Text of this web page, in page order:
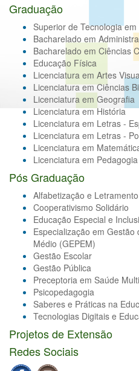
Graduação
Superior de Tecnologia
Bacharelado em
Bacharelado em Ciências
Educação Física
Licenciatura em Artes
Licenciatura em Ciências
Licenciatura em Geografia
Licenciatura em História
Licenciatura em Letras -
Licenciatura em Letras -
Licenciatura em
Licenciatura em Pedagogia
Pós Graduação
Alfabetização e Letramento
Cooperativismo Solidário
Educação Especial e
Especialização em Gestão
Médio (GEPEM)
Gestão Escolar
Gestão Pública
Preceptoria em Saúde
Psicopedagogia
Saberes e Práticas na
Tecnologias Digitais e
Projetos de Extensão
Redes Sociais